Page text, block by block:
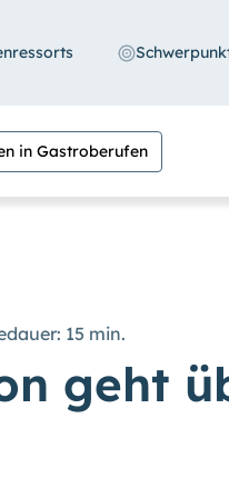
in Gastroberufen
stärker
(Einfach
15 min.
geht